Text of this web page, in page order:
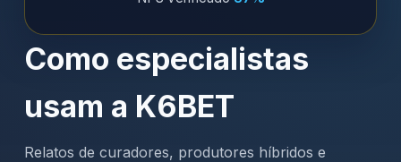
Como especialistas
usam a K6BET
Relatos de curadores, produtores híbridos e